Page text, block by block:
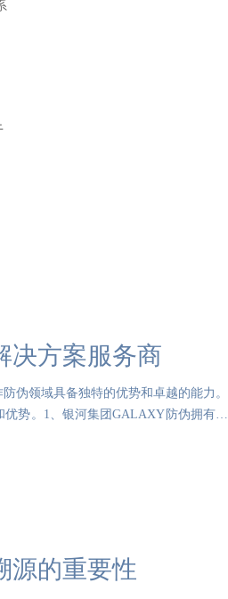
决方案服务商
伪领域具备独特的优势和卓越的能力。
势。1、银河集团GALAXY防伪拥有丰
源的重要性